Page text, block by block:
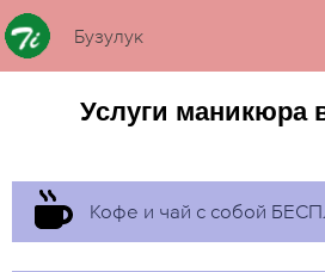
Бузулук
Услуги маникюра
Кофе и чай с собой